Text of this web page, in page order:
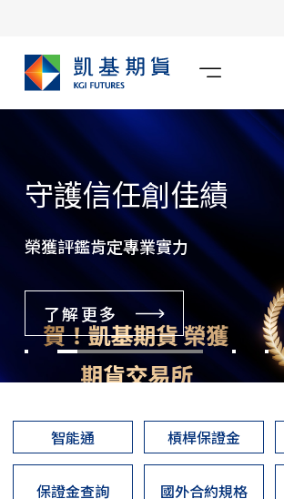
守護信任創佳績
榮獲評鑑肯定專業實力
了解更多
智能通 槓桿保證金
保證金查詢 國外合約規格